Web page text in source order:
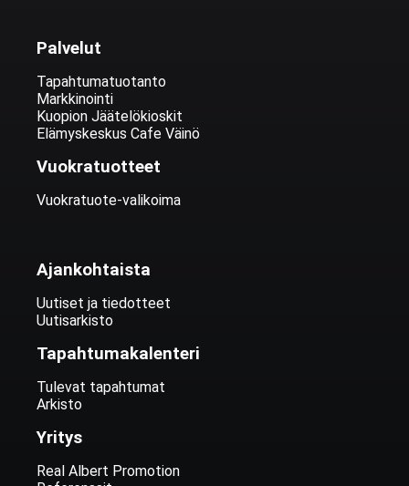
Palvelut
Tapahtumatuotanto
Markkinointi
Kuopion Jäätelökioskit
Elämyskeskus Cafe Väinö
Vuokratuotteet
Vuokratuote-valikoima
Ajankohtaista
Uutiset ja tiedotteet
Uutisarkisto
Tapahtumakalenteri
Tulevat tapahtumat
Arkisto
Yritys
Real Albert Promotion